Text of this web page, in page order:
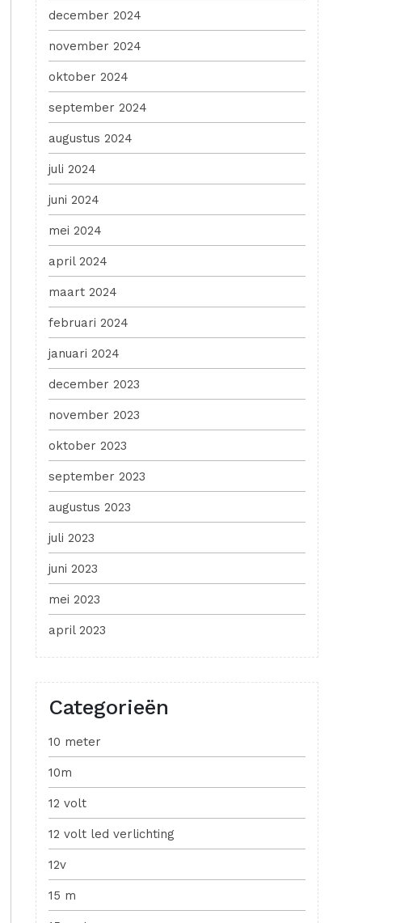
december 2024
november 2024
oktober 2024
september 2024
augustus 2024
juli 2024
juni 2024
mei 2024
april 2024
maart 2024
februari 2024
januari 2024
december 2023
november 2023
oktober 2023
september 2023
augustus 2023
juli 2023
juni 2023
mei 2023
april 2023
Categorieën
10 meter
10m
12 volt
12 volt led verlichting
12v
15 m